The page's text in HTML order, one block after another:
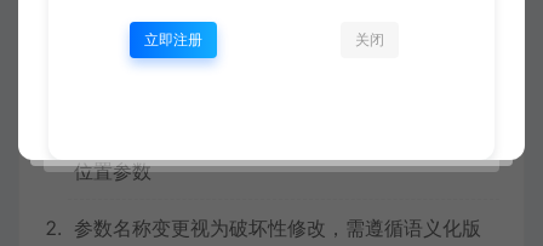
命名参数虽强大，但也需遵循以下原则：
位置参数
参数名称变更视为破坏性修改，需遵循语义化版
立即注册 关闭